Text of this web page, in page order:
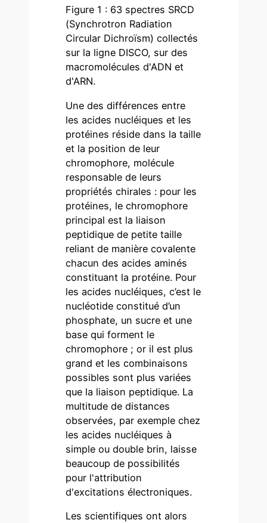
Figure 1 : 63 spectres SRCD
(Synchrotron Radiation
Circular Dichroïsm) collectés
sur la ligne DISCO, sur des
macromolécules d'ADN et
d'ARN.
Une des différences entre
les acides nucléiques et les
protéines réside dans la taille
et la position de leur
chromophore, molécule
responsable de leurs
propriétés chirales : pour les
protéines, le chromophore
principal est la liaison
peptidique de petite taille
reliant de manière covalente
chacun des acides aminés
constituant la protéine. Pour
les acides nucléiques, c’est le
nucléotide constitué d’un
phosphate, un sucre et une
base qui forment le
chromophore ; or il est plus
grand et les combinaisons
possibles sont plus variées
que la liaison peptidique. La
multitude de distances
observées, par exemple chez
les acides nucléiques à
simple ou double brin, laisse
beaucoup de possibilités
pour l'attribution
d'excitations électroniques.
Les scientifiques ont alors